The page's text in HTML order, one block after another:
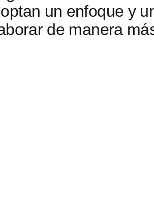
un enfoque y
de manera